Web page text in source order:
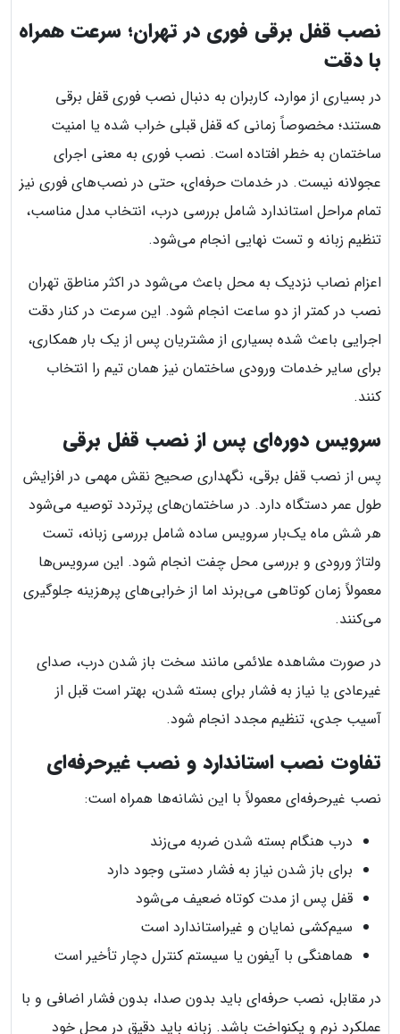
نصب قفل برقی فوری در تهران؛ سرعت همراه
با دقت
در بسیاری از موارد، کاربران به دنبال نصب فوری قفل برقی
هستند؛ مخصوصاً زمانی که قفل قبلی خراب شده یا امنیت
ساختمان به خطر افتاده است. نصب فوری به معنی اجرای
عجولانه نیست. در خدمات حرفه‌ای، حتی در نصب‌های فوری نیز
تمام مراحل استاندارد شامل بررسی درب، انتخاب مدل مناسب،
تنظیم زبانه و تست نهایی انجام می‌شود.
اعزام نصاب نزدیک به محل باعث می‌شود در اکثر مناطق تهران
نصب در کمتر از دو ساعت انجام شود. این سرعت در کنار دقت
اجرایی باعث شده بسیاری از مشتریان پس از یک بار همکاری،
برای سایر خدمات ورودی ساختمان نیز همان تیم را انتخاب
کنند.
سرویس دوره‌ای پس از نصب قفل برقی
پس از نصب قفل برقی، نگهداری صحیح نقش مهمی در افزایش
طول عمر دستگاه دارد. در ساختمان‌های پرتردد توصیه می‌شود
هر شش ماه یک‌بار سرویس ساده شامل بررسی زبانه، تست
ولتاژ ورودی و بررسی محل چفت انجام شود. این سرویس‌ها
معمولاً زمان کوتاهی می‌برند اما از خرابی‌های پرهزینه جلوگیری
می‌کنند.
در صورت مشاهده علائمی مانند سخت باز شدن درب، صدای
غیرعادی یا نیاز به فشار برای بسته شدن، بهتر است قبل از
آسیب جدی، تنظیم مجدد انجام شود.
تفاوت نصب استاندارد و نصب غیرحرفه‌ای
نصب غیرحرفه‌ای معمولاً با این نشانه‌ها همراه است:
درب هنگام بسته شدن ضربه می‌زند
برای باز شدن نیاز به فشار دستی وجود دارد
قفل پس از مدت کوتاه ضعیف می‌شود
سیم‌کشی نمایان و غیراستاندارد است
هماهنگی با آیفون یا سیستم کنترل دچار تأخیر است
در مقابل، نصب حرفه‌ای باید بدون صدا، بدون فشار اضافی و با
عملکرد نرم و یکنواخت باشد. زبانه باید دقیق در محل خود